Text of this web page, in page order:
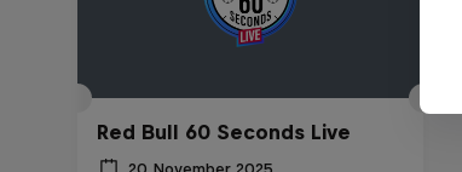
Red Bull 60 Seconds Live